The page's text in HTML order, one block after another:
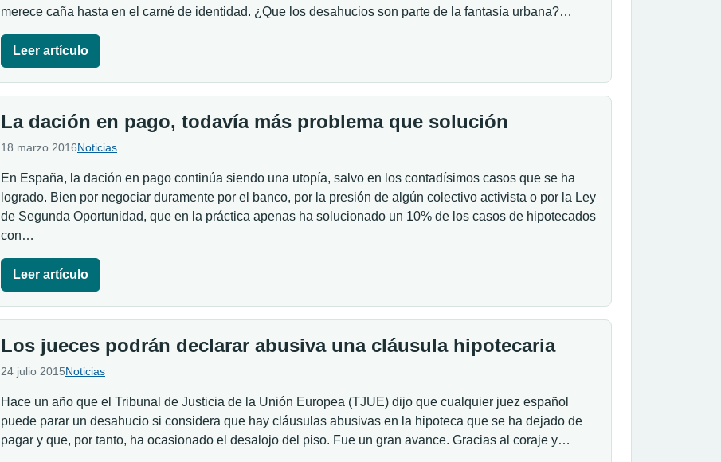
merece caña hasta en el carné de identidad. ¿Que los desahucios son parte de la fantasía urbana?…
Leer artículo
La dación en pago, todavía más problema que solución
18 marzo 2016Noticias
En España, la dación en pago continúa siendo una utopía, salvo en los contadísimos casos que se ha
logrado. Bien por negociar duramente por el banco, por la presión de algún colectivo activista o por la Ley
de Segunda Oportunidad, que en la práctica apenas ha solucionado un 10% de los casos de hipotecados
con…
Leer artículo
Los jueces podrán declarar abusiva una cláusula hipotecaria
24 julio 2015Noticias
Hace un año que el Tribunal de Justicia de la Unión Europea (TJUE) dijo que cualquier juez español
puede parar un desahucio si considera que hay cláusulas abusivas en la hipoteca que se ha dejado de
pagar y que, por tanto, ha ocasionado el desalojo del piso. Fue un gran avance. Gracias al coraje y…